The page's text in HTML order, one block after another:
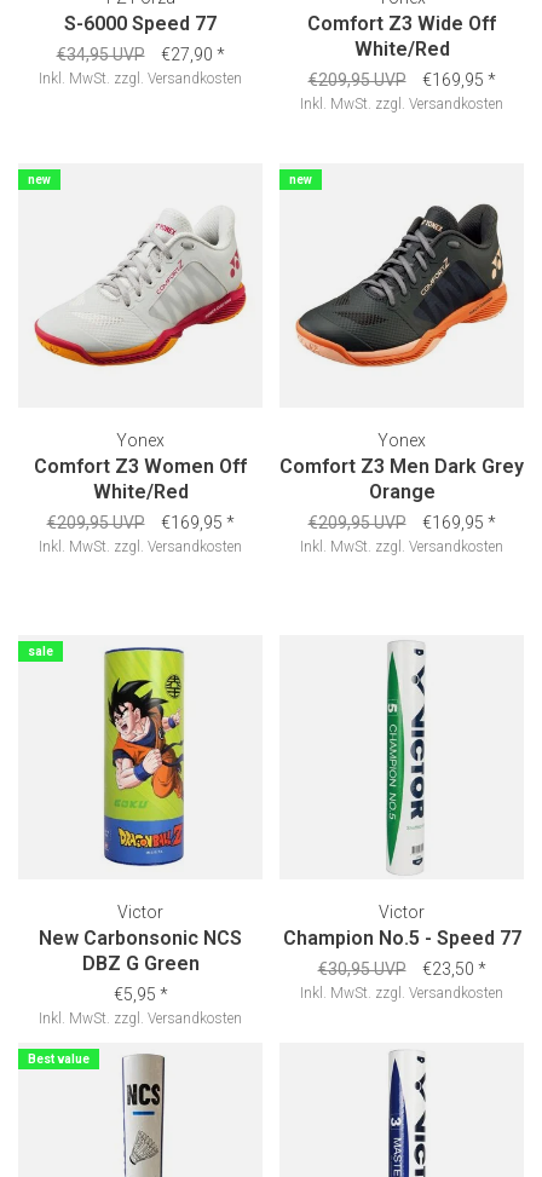
S-6000 Speed 77
€34,95 UVP €27,90 *
Inkl. MwSt. zzgl. Versandkosten
Comfort Z3 Wide Off
White/Red
€209,95 UVP €169,95 *
Inkl. MwSt. zzgl. Versandkosten
new
Yonex
Comfort Z3 Women Off
White/Red
€209,95 UVP €169,95 *
Inkl. MwSt. zzgl. Versandkosten
new
Yonex
Comfort Z3 Men Dark Grey
Orange
€209,95 UVP €169,95 *
Inkl. MwSt. zzgl. Versandkosten
sale
Victor
New Carbonsonic NCS
DBZ G Green
€5,95 *
Inkl. MwSt. zzgl. Versandkosten
Victor
Champion No.5 - Speed 77
€30,95 UVP €23,50 *
Inkl. MwSt. zzgl. Versandkosten
Best value